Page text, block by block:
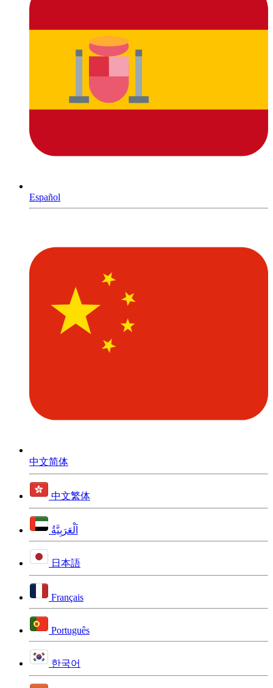
Español
中文简体
中文繁体
اَلْعَرَبِيَّةُ
日本語
Français
Português
한국어